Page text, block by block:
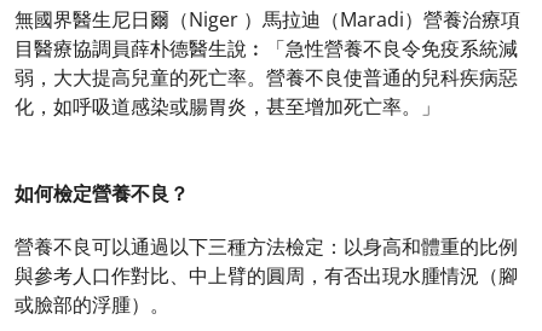
無國界醫生尼日爾（Niger ）馬拉迪（Maradi）營養治療項
目醫療協調員薛朴德醫生說︰「急性營養不良令免疫系統減
弱，大大提高兒童的死亡率。營養不良使普通的兒科疾病惡
化，如呼吸道感染或腸胃炎，甚至增加死亡率。」
如何檢定營養不良？
營養不良可以通過以下三種方法檢定：以身高和體重的比例
與參考人口作對比、中上臂的圓周，有否出現水腫情況（腳
或臉部的浮腫）。